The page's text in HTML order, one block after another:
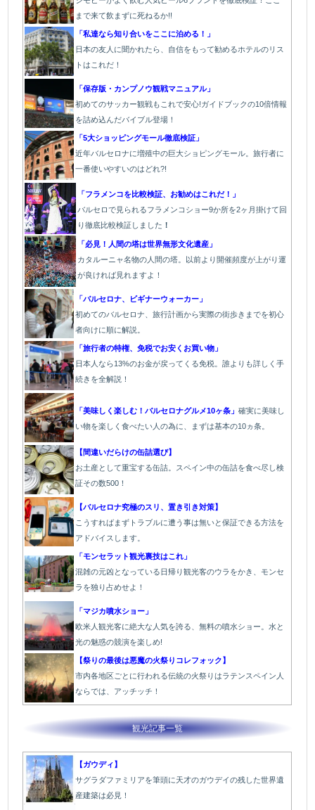
まで来て飲まずに死ねるか!!
「私達なら知り合いをここに泊める！」
日本の友人に聞かれたら、自信をもって勧めるホテルのリス
トはこれだ！
「保存版・カンプノウ観戦マニュアル」
初めてのサッカー観戦もこれで安心!ガイドブックの10倍情報
を詰め込んだバイブル登場！
「5大ショッピングモール徹底検証」
近年バルセロナに増殖中の巨大ショピングモール。旅行者に
一番使いやすいのはどれ?!
「フラメンコを比較検証、お勧めはこれだ！」
バルセロで見られるフラメンコショー9か所を2ヶ月掛けて回
り徹底比較検証しました ！
「必見！人間の塔は世界無形文化遺産」
カタルーニャ名物の人間の塔。以前より開催頻度が上がり運
が良ければ見れますよ！
「バルセロナ、ビギナーウォーカー」
初めてのバルセロナ、旅行計画から実際の街歩きまでを初心
者向けに順に解説。
「旅行者の特権、免税でお安くお買い物」
日本人なら13%のお金が戻ってくる免税。誰よりも詳しく手
続きを全解説！
「美味しく楽しむ！バルセロナグルメ10ヶ条」確実に美味し
い物を楽しく食べたい人の為に、まずは基本の10ヵ条。
【間違いだらけの缶詰選び】
お土産として重宝する缶詰。スペイン中の缶詰を食べ尽し検
証その数500！
【バルセロナ究極のスリ、置き引き対策】
こうすればまずトラブルに遭う事は無いと保証できる方法を
アドバイスします。
「モンセラット観光裏技はこれ」
混雑の元凶となっている日帰り観光客のウラをかき、モンセ
ラを独り占めせよ！
「マジカ噴水ショー」
欧米人観光客に絶大な人気を誇る、無料の噴水ショー。水と
光の魅惑の競演を楽しめ!
【祭りの最後は悪魔の火祭りコレフォック】
市内各地区ごとに行われる伝統の火祭りはラテンスペイン人
ならでは、アッチッチ！
観光記事一覧
【ガウディ】
サグラダファミリアを筆頭に天才のガウデイの残した世界遺
産建築は必見！